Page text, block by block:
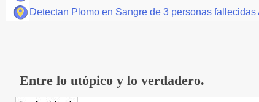
Detectan Plomo en Sangre de 3 personas
Entre lo utópico y lo verdadero.